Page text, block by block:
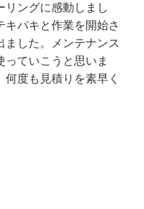
リングに感動しまし
パキと作業を開始さ
した。メンテナンス
ていこうと思いま
度も見積りを素早く